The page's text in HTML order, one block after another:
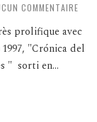
COMMENTAIRE
prolifique avec
"Crónica del
" sorti en...